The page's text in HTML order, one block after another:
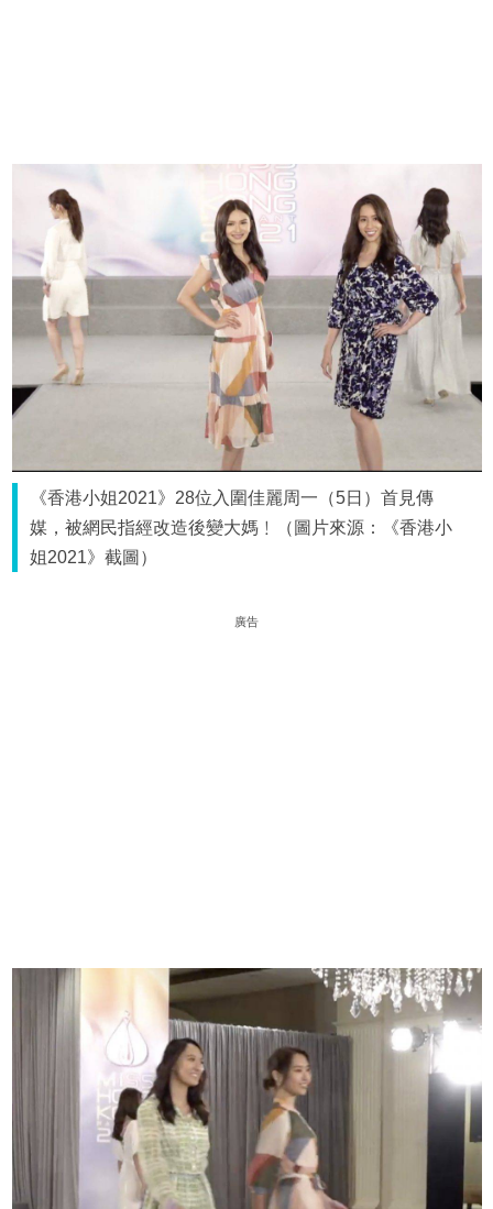
《香港小姐2021》28位入圍佳麗周一（5日）首見傳
媒，被網民指經改造後變大媽﹗（圖片來源：《香港小
姐2021》截圖）
廣告